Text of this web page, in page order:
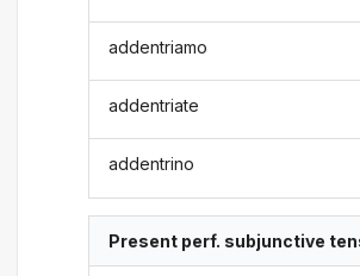
addentriamo
addentriate
addentrino
Present perf. subjunctive